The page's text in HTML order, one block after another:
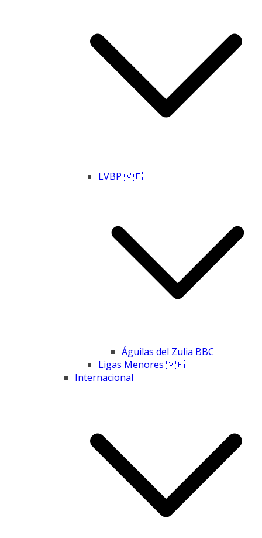
LVBP 🇻🇪
Águilas del Zulia BBC
Ligas Menores 🇻🇪
Internacional